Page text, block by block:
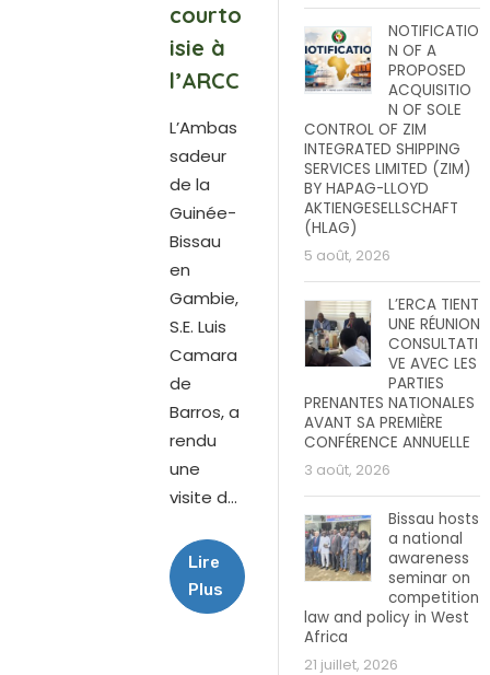
courto
isie à
l’ARCC
L’Ambas
sadeur
de la
Guinée-
Bissau
en
Gambie,
S.E. Luis
Camara
de
Barros, a
rendu
une
visite d...
Lire
Plus
NOTIFICATIO
N OF A
PROPOSED
ACQUISITIO
N OF SOLE
CONTROL OF ZIM
INTEGRATED SHIPPING
SERVICES LIMITED (ZIM)
BY HAPAG-LLOYD
AKTIENGESELLSCHAFT
(HLAG)
5 août, 2026
L’ERCA TIENT
UNE RÉUNION
CONSULTATI
VE AVEC LES
PARTIES
PRENANTES NATIONALES
AVANT SA PREMIÈRE
CONFÉRENCE ANNUELLE
3 août, 2026
Bissau hosts
a national
awareness
seminar on
competition
law and policy in West
Africa
21 juillet, 2026